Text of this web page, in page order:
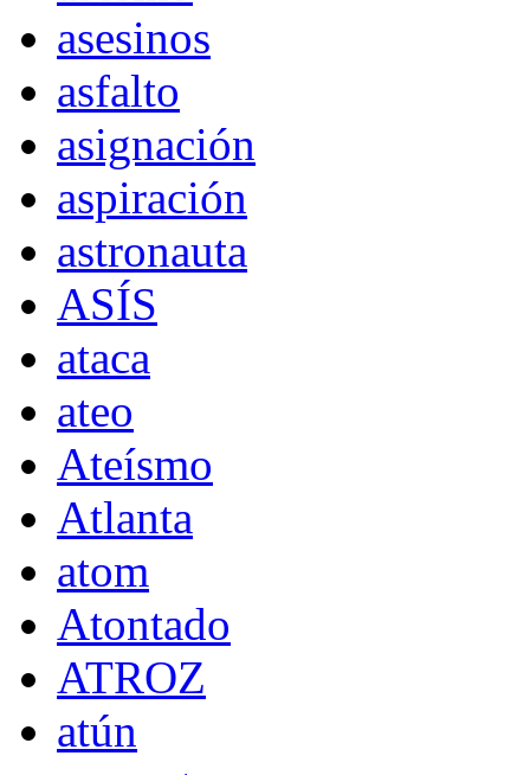
asesinos
asfalto
asignación
aspiración
astronauta
ASÍS
ataca
ateo
Ateísmo
Atlanta
atom
Atontado
ATROZ
atún